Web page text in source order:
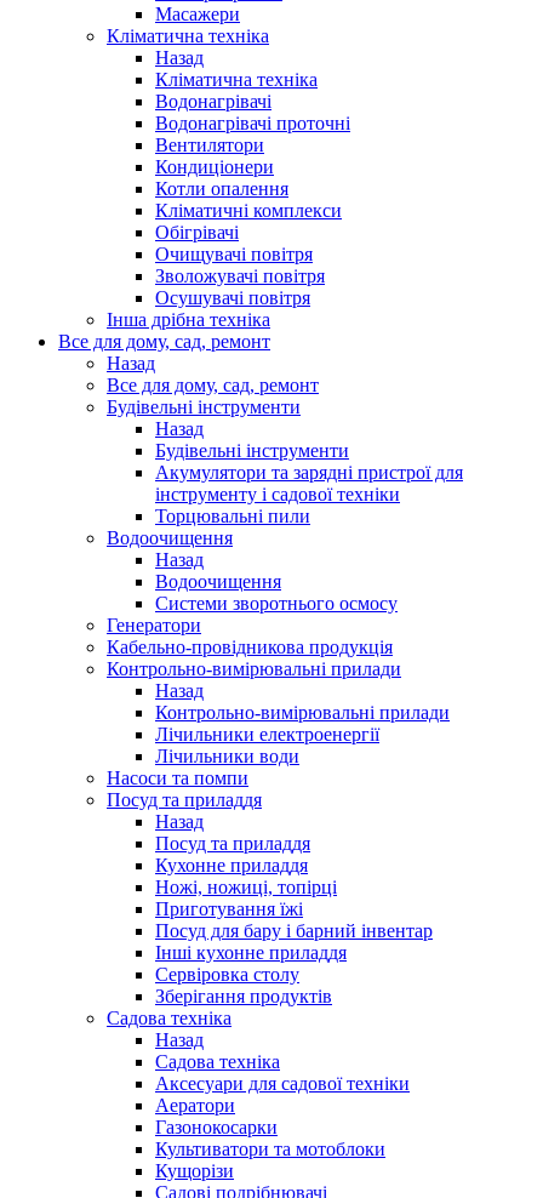
Масажери
Кліматична техніка
Назад
Кліматична техніка
Водонагрівачі
Водонагрівачі проточні
Вентилятори
Кондиціонери
Котли опалення
Кліматичні комплекси
Обігрівачі
Очищувачі повітря
Зволожувачі повітря
Осушувачі повітря
Інша дрібна техніка
Все для дому, сад, ремонт
Назад
Все для дому, сад, ремонт
Будівельні інструменти
Назад
Будівельні інструменти
Акумулятори та зарядні пристрої для
інструменту і садової техніки
Торцювальні пили
Водоочищення
Назад
Водоочищення
Системи зворотнього осмосу
Генератори
Кабельно-провідникова продукція
Контрольно-вимірювальні прилади
Назад
Контрольно-вимірювальні прилади
Лічильники електроенергії
Лічильники води
Насоси та помпи
Посуд та приладдя
Назад
Посуд та приладдя
Кухонне приладдя
Ножі, ножиці, топірці
Приготування їжі
Посуд для бару і барний інвентар
Інші кухонне приладдя
Сервіровка столу
Зберігання продуктів
Садова техніка
Назад
Садова техніка
Аксесуари для садової техніки
Аератори
Газонокосарки
Культиватори та мотоблоки
Кущорізи
Садові подрібнювачі